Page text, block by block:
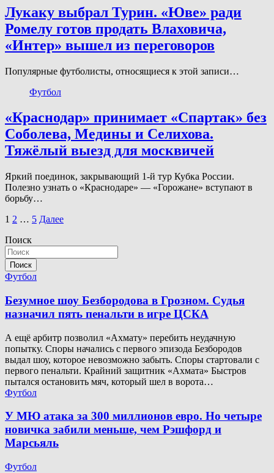
Лукаку выбрал Турин. «Юве» ради
Ромелу готов продать Влаховича,
«Интер» вышел из переговоров
Популярные футболисты, относящиеся к этой записи…
Футбол
«Краснодар» принимает «Спартак» без
Соболева, Медины и Селихова.
Тяжёлый выезд для москвичей
Яркий поединок, закрывающий 1-й тур Кубка России.
Полезно узнать о «Краснодаре» — «Горожане» вступают в
борьбу…
Пагинация
записей
1 2 … 5 Далее
Поиск
Поиск
Футбол
Безумное шоу Безбородова в Грозном. Судья
назначил пять пенальти в игре ЦСКА
А ещё арбитр позволил «Ахмату» перебить неудачную
попытку. Споры начались с первого эпизода Безбородов
выдал шоу, которое невозможно забыть. Споры стартовали с
первого пенальти. Крайний защитник «Ахмата» Быстров
пытался остановить мяч, который шел в ворота…
Футбол
У МЮ атака за 300 миллионов евро. Но четыре
новичка забили меньше, чем Рэшфорд и
Марсьяль
Футбол